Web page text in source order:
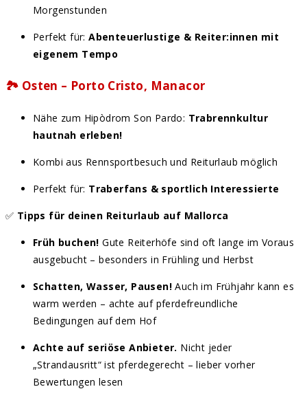
Morgenstunden
Perfekt für:Abenteuerlustige & Reiter:innen mit
eigenem Tempo
🏞️ Osten – Porto Cristo, Manacor
Nähe zum Hipòdrom Son Pardo: Trabrennkultur
hautnah erleben!
Kombi aus Rennsportbesuch und Reiturlaub möglich
Perfekt für: Traberfans & sportlich Interessierte
✅ Tipps für deinen Reiturlaub auf Mallorca
Früh buchen! Gute Reiterhöfe sind oft lange im Voraus
ausgebucht – besonders in Frühling und Herbst
Schatten, Wasser, Pausen! Auch im Frühjahr kann es
warm werden – achte auf pferdefreundliche
Bedingungen auf dem Hof
Achte auf seriöse Anbieter. Nicht jeder
„Strandausritt“ ist pferdegerecht – lieber vorher
Bewertungen lesen